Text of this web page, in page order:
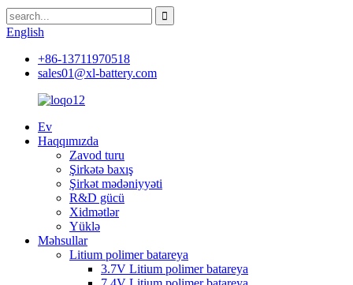
English
+86-13711970518
sales01@xl-battery.com
Ev
Haqqımızda
Zavod turu
Şirkətə baxış
Şirkət mədəniyyəti
R&D gücü
Xidmətlər
Yüklə
Məhsullar
Litium polimer batareya
3.7V Litium polimer batareya